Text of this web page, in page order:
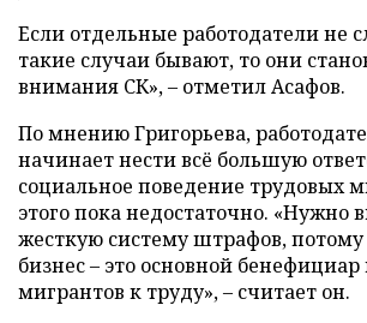
Если отдельные работодатели не
такие случаи бывают, то они
внимания СК», – отметил Асафов.
По мнению Григорьева,
начинает нести всё большую
социальное поведение трудовых
этого пока недостаточно. «Нужно
жесткую систему штрафов,
бизнес – это основной
мигрантов к труду», – считает он.